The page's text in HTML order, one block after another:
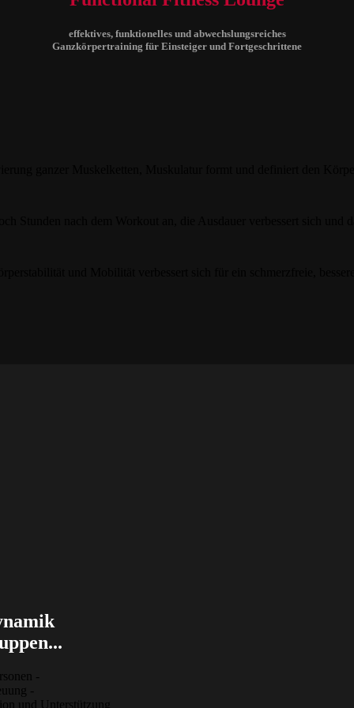
effektives, funktionelles und abwechslungsreiches
Ganzkörpertraining für Einsteiger und Fortgeschrittene
-
-
und Unterstützung